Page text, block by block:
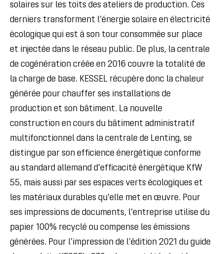
solaires sur les toits des ateliers de production. Ces
derniers transforment l’énergie solaire en électricité
écologique qui est à son tour consommée sur place
et injectée dans le réseau public. De plus, la centrale
de cogénération créée en 2016 couvre la totalité de
la charge de base. KESSEL récupère donc la chaleur
générée pour chauffer ses installations de
production et son bâtiment. La nouvelle
construction en cours du bâtiment administratif
multifonctionnel dans la centrale de Lenting, se
distingue par son efficience énergétique conforme
au standard allemand d’efficacité énergétique KfW
55, mais aussi par ses espaces verts écologiques et
les matériaux durables qu’elle met en œuvre. Pour
ses impressions de documents, l’entreprise utilise du
papier 100% recyclé ou compense les émissions
générées. Pour l’impression de l’édition 2021 du guide